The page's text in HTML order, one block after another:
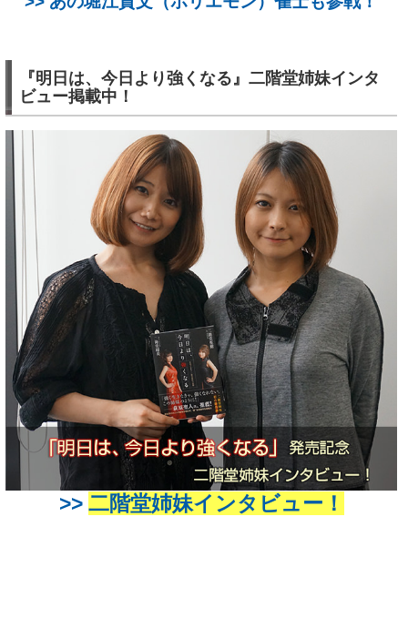
『明日は、今日より強くなる』二階堂姉妹インタ
ビュー掲載中！
>> 二階堂姉妹インタビュー！